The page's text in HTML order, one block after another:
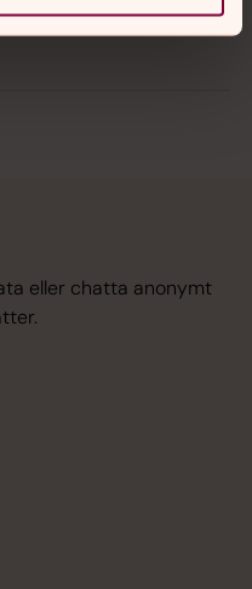
eller chatta anonymt